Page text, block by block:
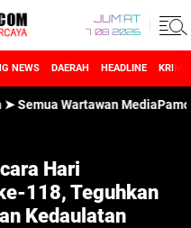
JUM'AT
7 08 2026
NEWS DAERAH HEADLINE
Wartawan
Hari
118, Teguhkan
Kedaulatan